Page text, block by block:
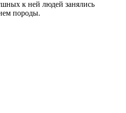
к ней людей занялись
породы.